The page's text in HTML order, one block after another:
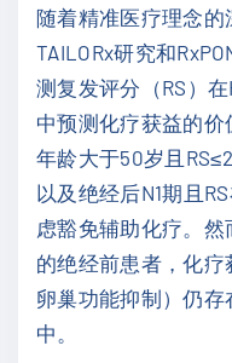
随着精准医疗理念的
TAILORx研究和
测复发评分（RS）
中预测化疗获益的
年龄大于50岁且
以及绝经后N1期且
虑豁免辅助化疗。
的绝经前患者，化
卵巢功能抑制）仍
中。